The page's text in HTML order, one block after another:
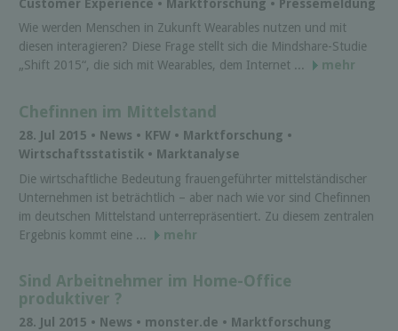
Customer Experience • Marktforschung • Pressemeldung
Wie werden Menschen in Zukunft Wearables nutzen und mit
diesen interagieren? Diese Frage stellt sich die Mindshare-Studie
„Shift 2015“, die sich mit Wearables, dem Internet ...
mehr
Chefinnen im Mittelstand
28. Jul 2015 • News • KFW • Marktforschung •
Wirtschaftsstatistik • Marktanalyse
Die wirtschaftliche Bedeutung frauengeführter mittelständischer
Unternehmen ist beträchtlich – aber nach wie vor sind Chefinnen
im deutschen Mittelstand unterrepräsentiert. Zu diesem zentralen
Ergebnis kommt eine ...
mehr
Sind Arbeitnehmer im Home-Office
produktiver ?
28. Jul 2015 • News • monster.de • Marktforschung